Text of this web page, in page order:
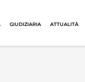
GIUDIZIARIA ATTUALITÀ